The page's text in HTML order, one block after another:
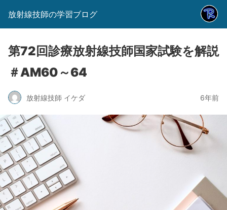
放射線技師の学習ブログ
第72回診療放射線技師国家試験を解説
＃AM60～64
放射線技師 イケダ 6年前